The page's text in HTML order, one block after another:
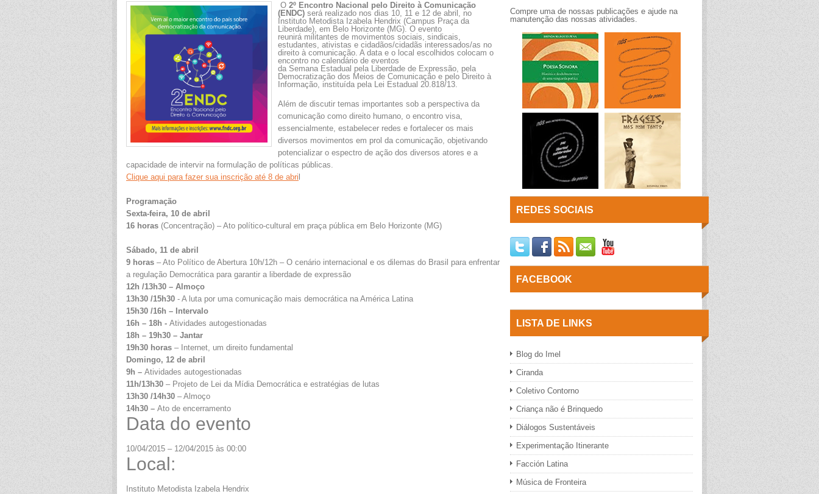
O 2º Encontro Nacional pelo Direito à Comunicação
(ENDC) será realizado nos dias 10, 11 e 12 de abril, no
Instituto Metodista Izabela Hendrix (Campus Praça da
Liberdade), em Belo Horizonte (MG). O evento
reunirá militantes de movimentos sociais, sindicais,
estudantes, ativistas e cidadãos/cidadãs interessados/as no
direito à comunicação. A data e o local escolhidos colocam o
encontro no calendário de eventos
da Semana Estadual pela Liberdade de Expressão, pela
Democratização dos Meios de Comunicação e pelo Direito à
Informação, instituída pela Lei Estadual 20.818/13.
Além de discutir temas importantes sob a perspectiva da
comunicação como direito humano, o encontro visa,
essencialmente, estabelecer redes e fortalecer os mais
diversos movimentos em prol da comunicação, objetivando
potencializar o espectro de ação dos diversos atores e a
capacidade de intervir na formulação de políticas públicas.
Clique aqui para fazer sua inscrição até 8 de abri
Programação
Sexta-feira, 10 de abril
16 horas (Concentração) – Ato político-cultural em praça pública em Belo Horizonte (MG)
Sábado, 11 de abril
9 horas – Ato Político de Abertura 10h/12h – O cenário internacional e os dilemas do Brasil para enfrentar
a regulação Democrática para garantir a liberdade de expressão
12h /13h30 – Almoço
13h30 /15h30 - A luta por uma comunicação mais democrática na América Latina
15h30 /16h – Intervalo
16h – 18h - Atividades autogestionadas
18h – 19h30 – Jantar
19h30 horas – Internet, um direito fundamental
Domingo, 12 de abril
9h – Atividades autogestionadas
11h/13h30 – Projeto de Lei da Mídia Democrática e estratégias de lutas
13h30 /14h30 – Almoço
14h30 – Ato de encerramento
Data do evento
10/04/2015 – 12/04/2015 às 00:00
Local:
Instituto Metodista Izabela Hendrix
Compre uma de nossas publicações e ajude na
manutenção das nossas atividades.
REDES SOCIAIS
FACEBOOK
LISTA DE LINKS
Blog do Imel
Ciranda
Coletivo Contorno
Criança não é Brinquedo
Diálogos Sustentáveis
Experimentação Itinerante
Facción Latina
Música de Fronteira